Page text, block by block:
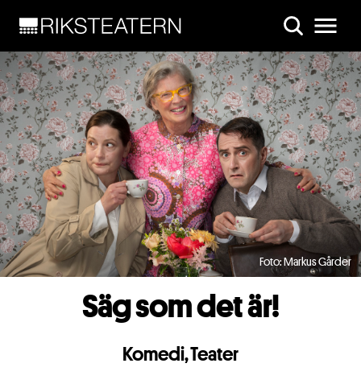
Foto: Markus Gårder
Säg som det är!
Komedi,Teater